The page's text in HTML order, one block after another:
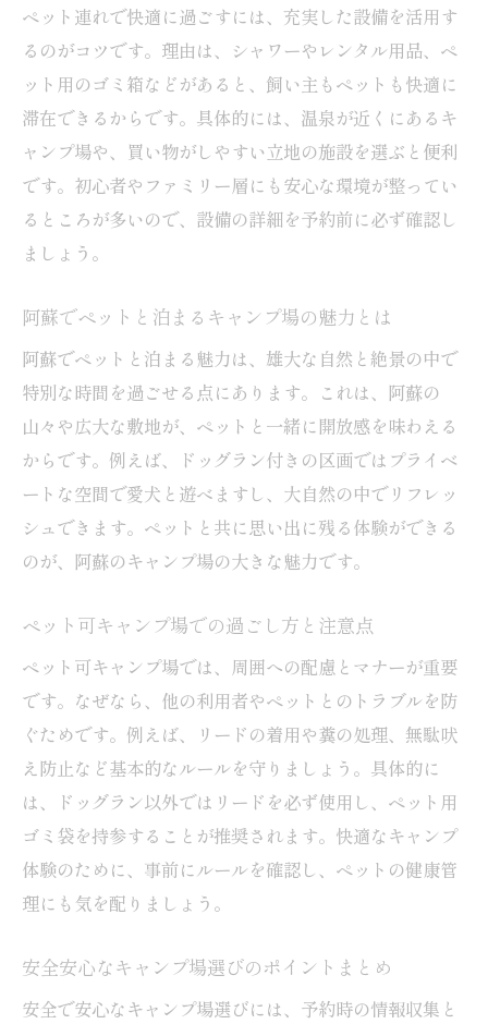
ペット連れで快適に過ごすには、充実した設備を活用す
るのがコツです。理由は、シャワーやレンタル用品、ペ
ット用のゴミ箱などがあると、飼い主もペットも快適に
滞在できるからです。具体的には、温泉が近くにあるキ
ャンプ場や、買い物がしやすい立地の施設を選ぶと便利
です。初心者やファミリー層にも安心な環境が整ってい
るところが多いので、設備の詳細を予約前に必ず確認し
ましょう。
阿蘇でペットと泊まるキャンプ場の魅力とは
阿蘇でペットと泊まる魅力は、雄大な自然と絶景の中で
特別な時間を過ごせる点にあります。これは、阿蘇の
山々や広大な敷地が、ペットと一緒に開放感を味わえる
からです。例えば、ドッグラン付きの区画ではプライベ
ートな空間で愛犬と遊べますし、大自然の中でリフレッ
シュできます。ペットと共に思い出に残る体験ができる
のが、阿蘇のキャンプ場の大きな魅力です。
ペット可キャンプ場での過ごし方と注意点
ペット可キャンプ場では、周囲への配慮とマナーが重要
です。なぜなら、他の利用者やペットとのトラブルを防
ぐためです。例えば、リードの着用や糞の処理、無駄吠
え防止など基本的なルールを守りましょう。具体的に
は、ドッグラン以外ではリードを必ず使用し、ペット用
ゴミ袋を持参することが推奨されます。快適なキャンプ
体験のために、事前にルールを確認し、ペットの健康管
理にも気を配りましょう。
安全安心なキャンプ場選びのポイントまとめ
安全で安心なキャンプ場選びには、予約時の情報収集と